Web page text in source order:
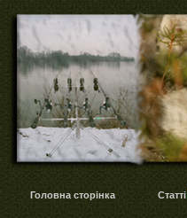
Головна сторінка Статті